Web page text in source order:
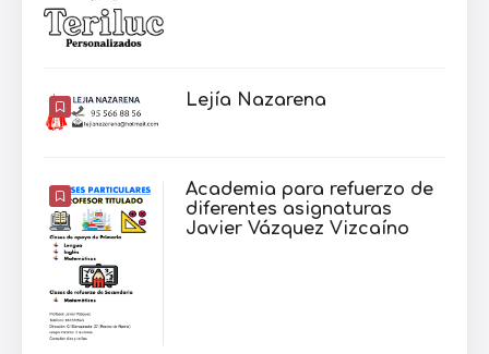
Lejía Nazarena
Academia para refuerzo de
diferentes asignaturas
Javier Vázquez Vizcaíno